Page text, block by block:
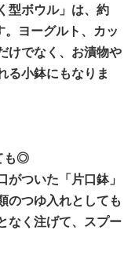
型ボウル」は、約
ヨーグルト、カッ
けでなく、お漬物や
る小鉢にもなりま
も◎
ついた「片口鉢」
のつゆ入れとしても
なく注げて、スプー